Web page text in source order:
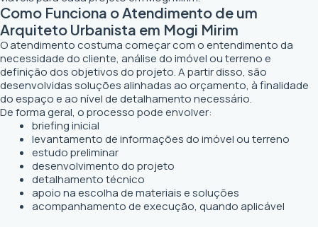
Como Funciona o Atendimento de um
Arquiteto Urbanista em Mogi Mirim
O atendimento costuma começar com o entendimento da
necessidade do cliente, análise do imóvel ou terreno e
definição dos objetivos do projeto. A partir disso, são
desenvolvidas soluções alinhadas ao orçamento, à finalidade
do espaço e ao nível de detalhamento necessário.
De forma geral, o processo pode envolver:
briefing inicial
levantamento de informações do imóvel ou terreno
estudo preliminar
desenvolvimento do projeto
detalhamento técnico
apoio na escolha de materiais e soluções
acompanhamento de execução, quando aplicável